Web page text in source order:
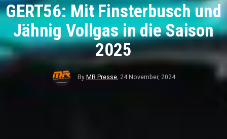
GERT56: Mit Finsterbusch und
Jähnig Vollgas in die Saison
2025
By MR Presse, 24 November, 2024